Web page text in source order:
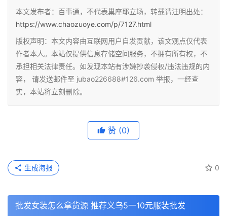
本文发布者：百事通，不代表巢座耶立场，转载请注明出处：
https://www.chaozuoye.com/p/7127.html
版权声明：本文内容由互联网用户自发贡献，该文观点仅代表
作者本人。本站仅提供信息存储空间服务，不拥有所有权，不
承担相关法律责任。如发现本站有涉嫌抄袭侵权/违法违规的内
容， 请发送邮件至 jubao226688#126.com 举报，一经查
实，本站将立刻删除。
赞 (0)
0
生成海报
批发女装怎么拿货源 推荐义乌5一10元服装批发